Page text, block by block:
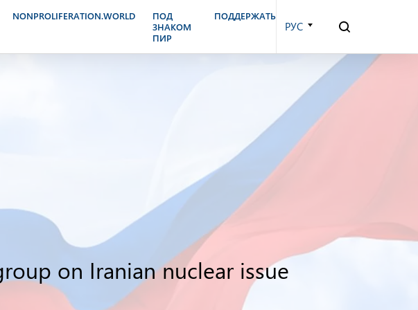
NONPROLIFERATION.WORLD
ПОД
ЗНАКОМ
ПИР
ПОДДЕРЖАТЬ
РУС
on Iranian nuclear issue